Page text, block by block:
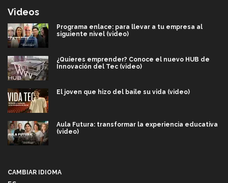
Videos
Programa enlace: para llevar a tu empresa al
siguiente nivel (video)
¿Quieres emprender? Conoce el nuevo HUB de
Innovación del Tec (video)
El joven que hizo del baile su vida (video)
Aula Futura: transformar la experiencia educativa
(video)
CAMBIAR IDIOMA